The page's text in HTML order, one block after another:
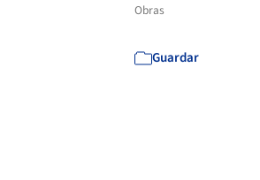
Obras
Guardar